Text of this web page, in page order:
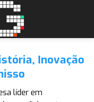
Inovação
líder em